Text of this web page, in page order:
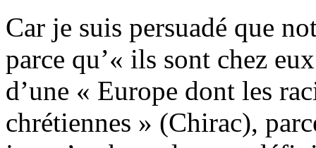
Car je suis persuadé que
parce qu’« ils sont chez
d’une « Europe dont les
chrétiennes » (Chirac),